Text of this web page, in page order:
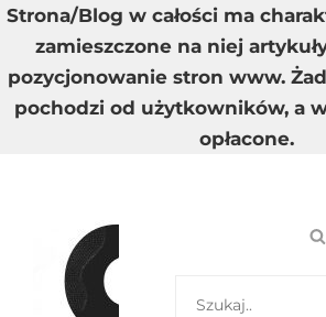
Strona/Blog w całości ma
zamieszczone na niej
pozycjonowanie stron www.
pochodzi od użytkowników, a
opłacone.
FOR: